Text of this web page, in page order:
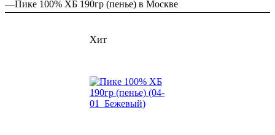
—Пике 100% ХБ 190гр (пенье) в Москве
Хит